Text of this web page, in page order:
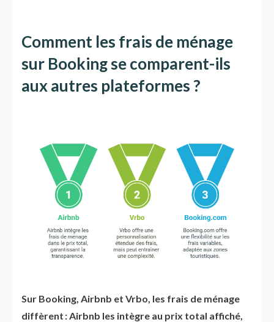
Comment les frais de ménage
sur Booking se comparent-ils
aux autres plateformes ?
Sur Booking, Airbnb et Vrbo, les frais de ménage
diffèrent : Airbnb les intègre au prix total affiché,